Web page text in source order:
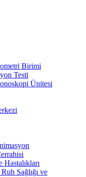
Birimi
Testi
Ünitesi
Hastalıkları
Sağlığı ve